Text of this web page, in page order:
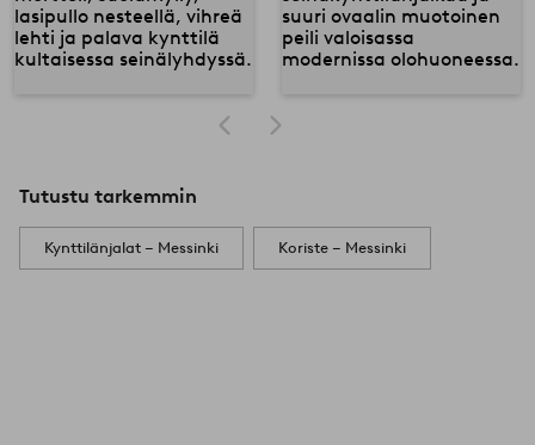
Tutustu tarkemmin
Kynttilänjalat – Messinki Koriste – Messinki